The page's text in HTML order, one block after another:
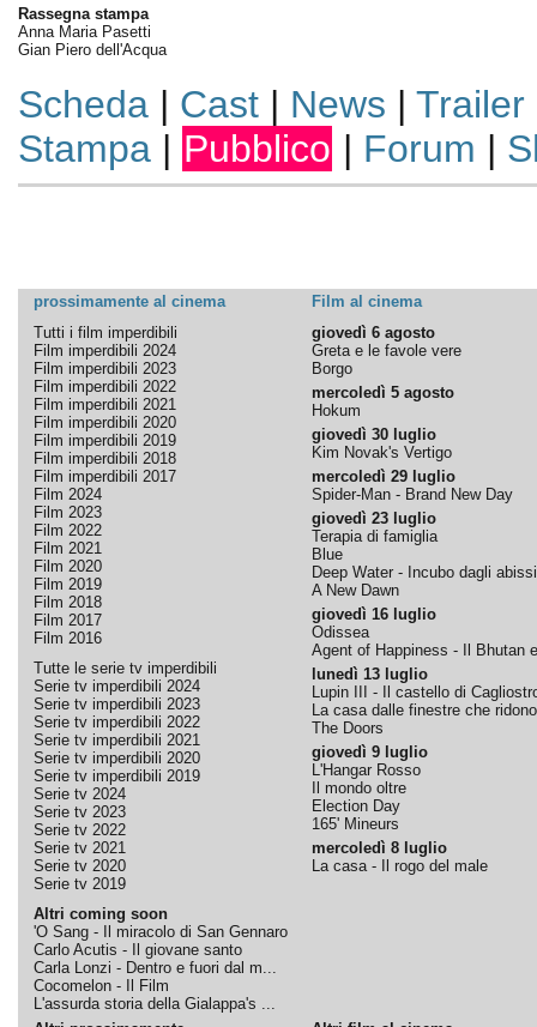
Rassegna stampa
Anna Maria Pasetti
Gian Piero dell'Acqua
Scheda| Cast| News | Trailer
Stampa| Pubblico | Forum |
prossimamente al cinema
Film al cinema
Tutti i film imperdibili
Film imperdibili 2024
Film imperdibili 2023
Film imperdibili 2022
Film imperdibili 2021
Film imperdibili 2020
Film imperdibili 2019
Film imperdibili 2018
Film imperdibili 2017
Film 2024
Film 2023
Film 2022
Film 2021
Film 2020
Film 2019
Film 2018
Film 2017
Film 2016
Tutte le serie tv imperdibili
Serie tv imperdibili 2024
Serie tv imperdibili 2023
Serie tv imperdibili 2022
Serie tv imperdibili 2021
Serie tv imperdibili 2020
Serie tv imperdibili 2019
Serie tv 2024
Serie tv 2023
Serie tv 2022
Serie tv 2021
Serie tv 2020
Serie tv 2019
Altri coming soon
'O Sang - Il miracolo di San Gennaro
Carlo Acutis - Il giovane santo
Carla Lonzi - Dentro e fuori dal m...
Cocomelon - Il Film
L'assurda storia della Gialappa's ...
giovedì 6 agosto
Greta e le favole vere
Borgo
mercoledì 5 agosto
Hokum
giovedì 30 luglio
Kim Novak's Vertigo
mercoledì 29 luglio
Spider-Man - Brand New Day
giovedì 23 luglio
Terapia di famiglia
Blue
Deep Water - Incubo dagli abissi
A New Dawn
giovedì 16 luglio
Odissea
Agent of Happiness - Il Bhutan
lunedì 13 luglio
Lupin III - Il castello di
La casa dalle finestre che ridono
The Doors
giovedì 9 luglio
L'Hangar Rosso
Il mondo oltre
Election Day
165' Mineurs
mercoledì 8 luglio
La casa - Il rogo del male